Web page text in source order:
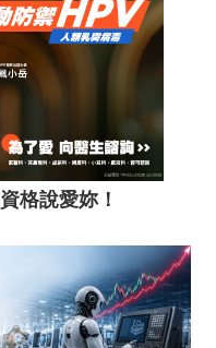
格說愛妳！